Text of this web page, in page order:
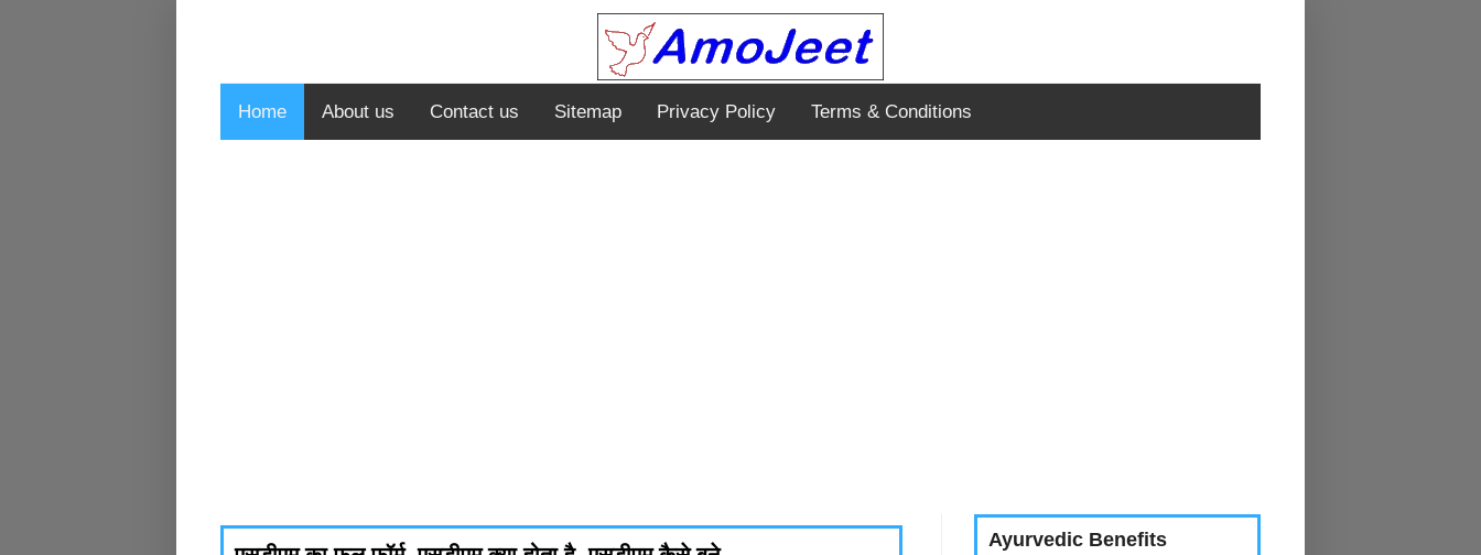
Home About us Contact us Sitemap Privacy Policy Terms & Conditions
Ayurvedic Benefits